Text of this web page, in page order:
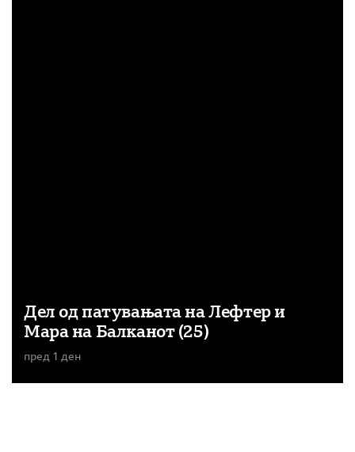
Дел од патувањата на Лефтер и
Мара на Балканот (25)
пред 1 ден